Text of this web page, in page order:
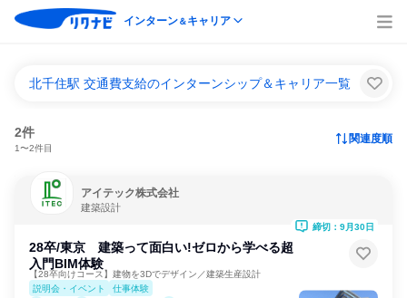
インターン＆キャリア
北千住駅 交通費支給のインターンシップ＆キャリア一覧
2件
1〜2件目
関連度順
アイテック株式会社
建築設計
28卒/東京 建築って面白い!ゼロから学べる超
入門BIM体験
【28卒向けコース】建物を3Dでデザイン／建築生産設計
説明会・イベント
仕事体験
締切：9月30日